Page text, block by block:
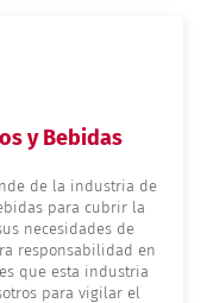
y Bebidas
de la industria de
para cubrir la
necesidades de
responsabilidad en
que esta industria
para vigilar el